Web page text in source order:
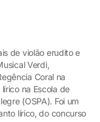
de violão erudito e
Verdi,
Coral na
na Escola de
(OSPA). Foi um
lírico, do concurso